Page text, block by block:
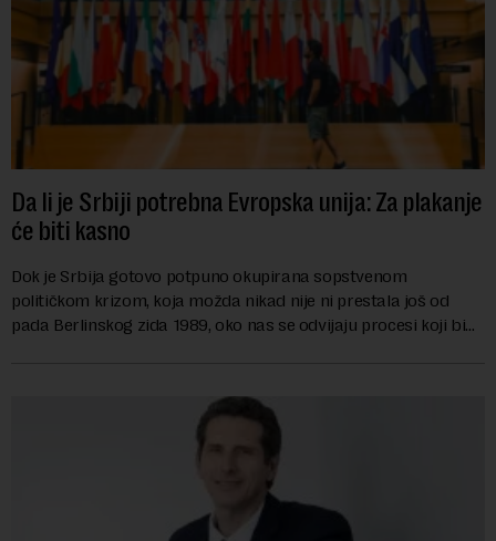
Da li je Srbiji potrebna Evropska unija: Za plakanje
će biti kasno
Dok je Srbija gotovo potpuno okupirana sopstvenom
političkom krizom, koja možda nikad nije ni prestala još od
pada Berlinskog zida 1989, oko nas se odvijaju procesi koji bi